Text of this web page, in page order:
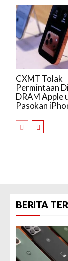
CXMT Tolak
Permintaan
DRAM Apple
Pasokan
BERITA